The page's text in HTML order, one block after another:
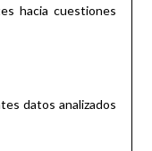
hacia cuestiones
datos analizados